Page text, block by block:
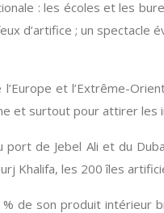
: les écoles et les
d’artifice ; un spectacle
et l’Extrême-
et surtout pour attirer
de Jebel Ali et du
Khalifa, les 200 îles
de son produit intérieur